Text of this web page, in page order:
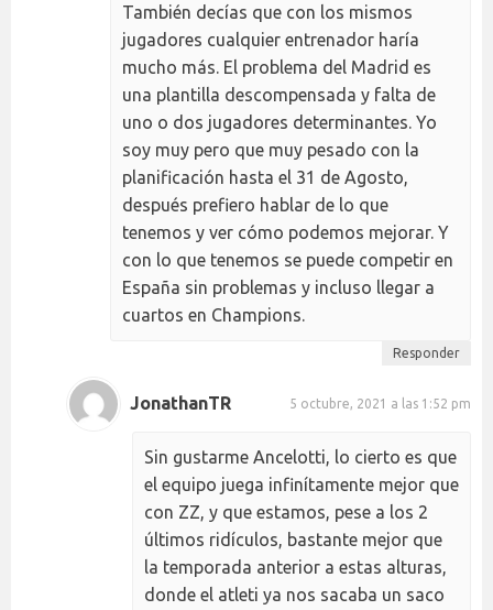
También decías que con los mismos
jugadores cualquier entrenador haría
mucho más. El problema del Madrid es
una plantilla descompensada y falta de
uno o dos jugadores determinantes. Yo
soy muy pero que muy pesado con la
planificación hasta el 31 de Agosto,
después prefiero hablar de lo que
tenemos y ver cómo podemos mejorar. Y
con lo que tenemos se puede competir en
España sin problemas y incluso llegar a
cuartos en Champions.
Responder
JonathanTR 5 octubre, 2021 a las 1:52 pm
Sin gustarme Ancelotti, lo cierto es que
el equipo juega infinítamente mejor que
con ZZ, y que estamos, pese a los 2
últimos ridículos, bastante mejor que
la temporada anterior a estas alturas,
donde el atleti ya nos sacaba un saco